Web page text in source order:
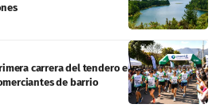
carrera del tendero en Colombia
de barrio